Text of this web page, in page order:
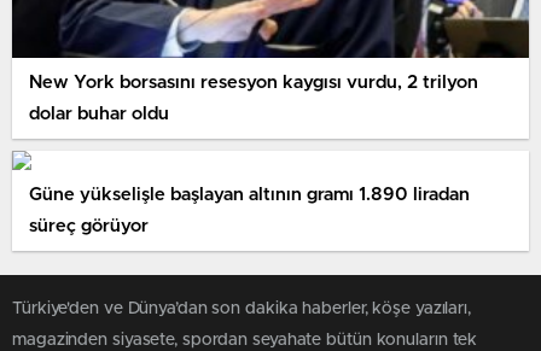
New York borsasını resesyon kaygısı vurdu, 2 trilyon
dolar buhar oldu
Güne yükselişle başlayan altının gramı 1.890 liradan
süreç görüyor
Türkiye'den ve Dünya’dan son dakika haberler, köşe yazıları,
magazinden siyasete, spordan seyahate bütün konuların tek